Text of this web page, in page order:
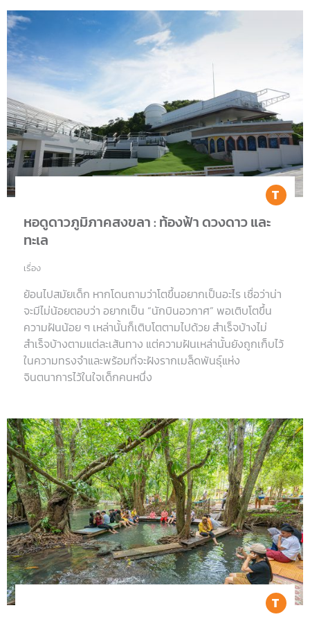
หอดูดาวภูมิภาคสงขลา : ท้องฟ้า ดวงดาว และ
ทะเล
เรื่อง
ย้อนไปสมัยเด็ก หากโดนถามว่าโตขึ้นอยากเป็นอะไร เชื่อว่าน่า
จะมีไม่น้อยตอบว่า อยากเป็น “นักบินอวกาศ” พอเติบโตขึ้น
ความฝันน้อย ๆ เหล่านั้นก็เติบโตตามไปด้วย สำเร็จบ้างไม่
สำเร็จบ้างตามแต่ละเส้นทาง แต่ความฝันเหล่านั้นยังถูกเก็บไว้
ในความทรงจำและพร้อมที่จะฝังรากเมล็ดพันธุ์แห่ง
จินตนาการไว้ในใจเด็กคนหนึ่ง